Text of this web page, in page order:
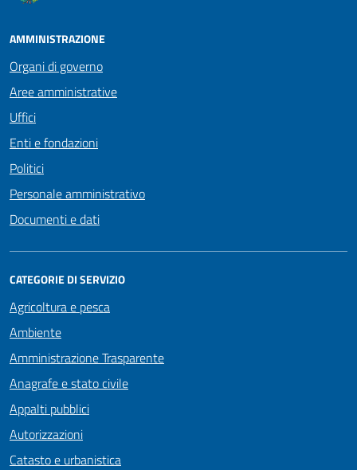
AMMINISTRAZIONE
Organi di governo
Aree amministrative
Uffici
Enti e fondazioni
Politici
Personale amministrativo
Documenti e dati
CATEGORIE DI SERVIZIO
Agricoltura e pesca
Ambiente
Amministrazione Trasparente
Anagrafe e stato civile
Appalti pubblici
Autorizzazioni
Catasto e urbanistica